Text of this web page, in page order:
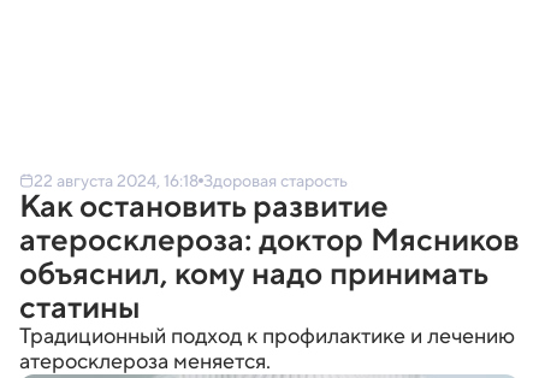
22 августа 2024, 16:18 Здоровая старость
Как остановить развитие
атеросклероза: доктор Мясников
объяснил, кому надо принимать
статины
Традиционный подход к профилактике и лечению
атеросклероза меняется.